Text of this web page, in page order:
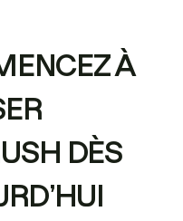
À
DÈS